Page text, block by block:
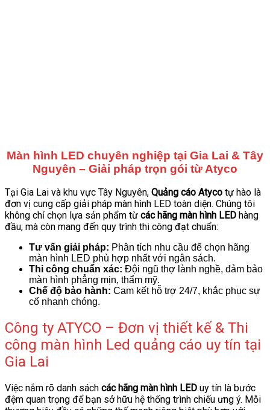
Màn hình LED chuyên nghiệp tại Gia Lai & Tây
Nguyên – Giải pháp trọn gói từ Atyco
Tại Gia Lai và khu vực Tây Nguyên, Quảng cáo Atyco tự hào là
đơn vị cung cấp giải pháp màn hình LED toàn diện. Chúng tôi
không chỉ chọn lựa sản phẩm từ các hãng màn hình LED hàng
đầu, mà còn mang đến quy trình thi công đạt chuẩn:
Tư vấn giải pháp: Phân tích nhu cầu để chọn hãng
màn hình LED phù hợp nhất với ngân sách.
Thi công chuẩn xác: Đội ngũ thợ lành nghề, đảm bảo
màn hình phẳng mịn, thẩm mỹ.
Chế độ bảo hành: Cam kết hỗ trợ 24/7, khắc phục sự
cố nhanh chóng.
Công ty ATYCO – Đơn vị thiết kế & Thi
công màn hình Led quảng cáo uy tín tại
Gia Lai
Việc nắm rõ danh sách các hãng màn hình LED uy tín là bước
đệm quan trọng để bạn sở hữu hệ thống trình chiếu ưng ý. Mỗi